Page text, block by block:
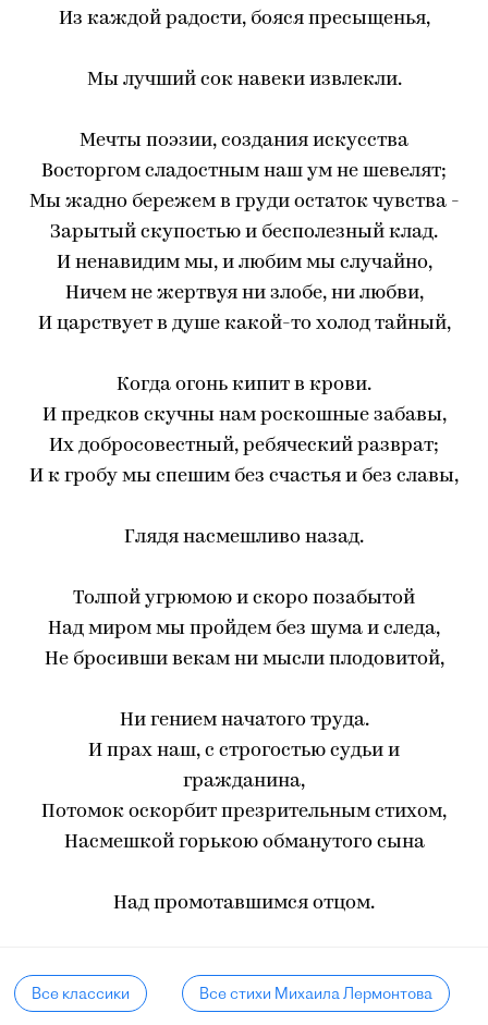
Из каждой радости, бояся пресыщенья,
Мы лучший сок навеки извлекли.
Мечты поэзии, создания искусства
Восторгом сладостным наш ум не шевелят;
Мы жадно бережем в груди остаток чувства -
Зарытый скупостью и бесполезный клад.
И ненавидим мы, и любим мы случайно,
Ничем не жертвуя ни злобе, ни любви,
И царствует в душе какой-то холод тайный,
Когда огонь кипит в крови.
И предков скучны нам роскошные забавы,
Их добросовестный, ребяческий разврат;
И к гробу мы спешим без счастья и без славы,
Глядя насмешливо назад.
Толпой угрюмою и скоро позабытой
Над миром мы пройдем без шума и следа,
Не бросивши векам ни мысли плодовитой,
Ни гением начатого труда.
И прах наш, с строгостью судьи и
гражданина,
Потомок оскорбит презрительным стихом,
Насмешкой горькою обманутого сына
Над промотавшимся отцом.
Все классики Все стихи Михаила Лермонтова